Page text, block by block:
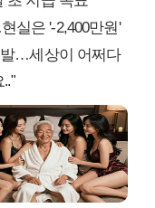
실은 '-2,400만원'
발…세상이 어쩌다
.."